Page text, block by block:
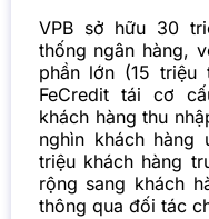
VPB sở hữu 30
thống ngân hàng,
phần lớn (15 triệu
FeCredit tái cơ
khách hàng thu
nghìn khách
triệu khách hàng
rộng sang khách
thông qua đối tác